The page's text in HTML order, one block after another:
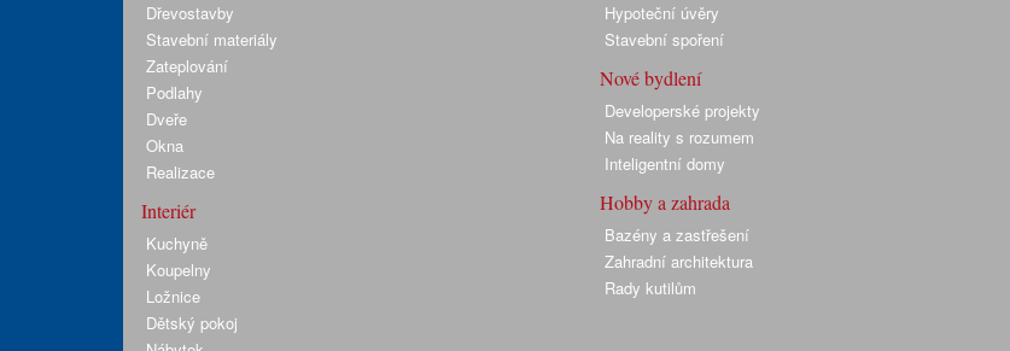
Dřevostavby
Stavební materiály
Zateplování
Podlahy
Dveře
Okna
Realizace
Interiér
Kuchyně
Koupelny
Ložnice
Dětský pokoj
Hypoteční úvěry
Stavební spoření
Nové bydlení
Developerské projekty
Na reality s rozumem
Inteligentní domy
Hobby a zahrada
Bazény a zastřešení
Zahradní architektura
Rady kutilům